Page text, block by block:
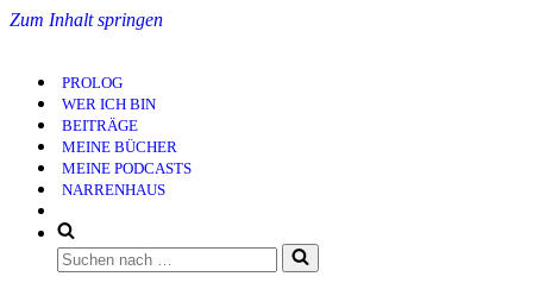
Zum Inhalt springen
PROLOG
WER ICH BIN
BEITRÄGE
MEINE BÜCHER
MEINE PODCASTS
NARRENHAUS
Suchen
nach …